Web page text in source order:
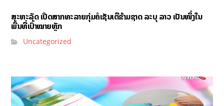
ສະຫະລັດ ເປີດສາກທະລາຍກຸ່ມຄໍເຊັນເຕີຂ້າມຊາດ ລະບຸ ລາວ ເປັນໜຶ່ງໃນ
ພື້ນທີ່ເປົ້າໝາຍຫຼັກ
Uncategorized